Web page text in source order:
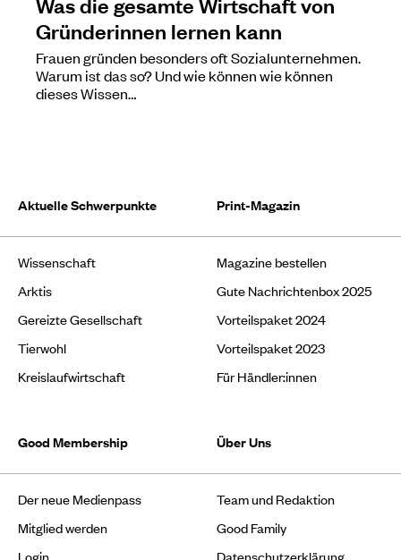
Gründerinnen lernen kann
Frauen gründen besonders oft Sozialunternehmen.
Warum ist das so? Und wie können wie können
dieses Wissen…
Aktuelle Schwerpunkte
Wissenschaft
Arktis
Gereizte Gesellschaft
Tierwohl
Kreislaufwirtschaft
Print-Magazin
Magazine bestellen
Gute Nachrichtenbox 2025
Vorteilspaket 2024
Vorteilspaket 2023
Für Händler:innen
Good Membership
Der neue Medienpass
Mitglied werden
Login
Über Uns
Team und Redaktion
Good Family
Datenschutzerklärung